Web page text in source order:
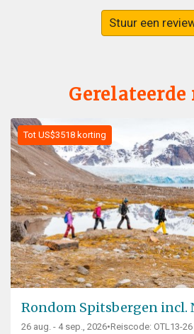
Stuur een
Gerelateerde
Tot US$3518 korting
Rondom Spitsbergen incl.
26 aug. - 4 sep., 2026•Reiscode: OTL13-26